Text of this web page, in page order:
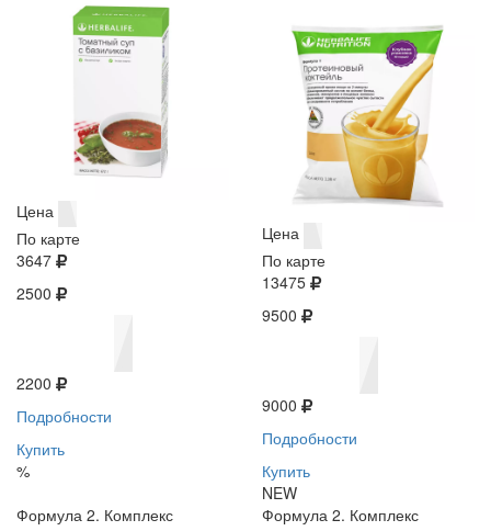
Цена
По карте
3647
2500
2200
Подробности
Купить
%
Цена
По карте
13475
9500
9000
Подробности
Купить
NEW
Формула 2. Комплекс
Формула 2. Комплекс